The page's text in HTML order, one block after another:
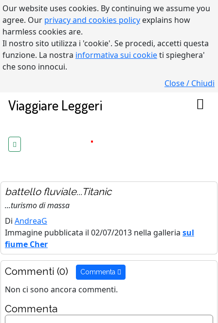
Our website uses cookies. By continuing we assume you
agree. Our privacy and cookies policy explains how
harmless cookies are.
Il nostro sito utilizza i 'cookie'. Se procedi, accetti questa
funzione. La nostra informativa sui cookieti spieghera'
che sono innocui.
Close / Chiudi
Viaggiare Leggeri
battello fluviale...Titanic
...turismo di massa
Di AndreaG
Immagine pubblicata il 02/07/2013 nella galleria sul
fiume Cher
Commenti (0) Commenta
Non ci sono ancora commenti.
Commenta